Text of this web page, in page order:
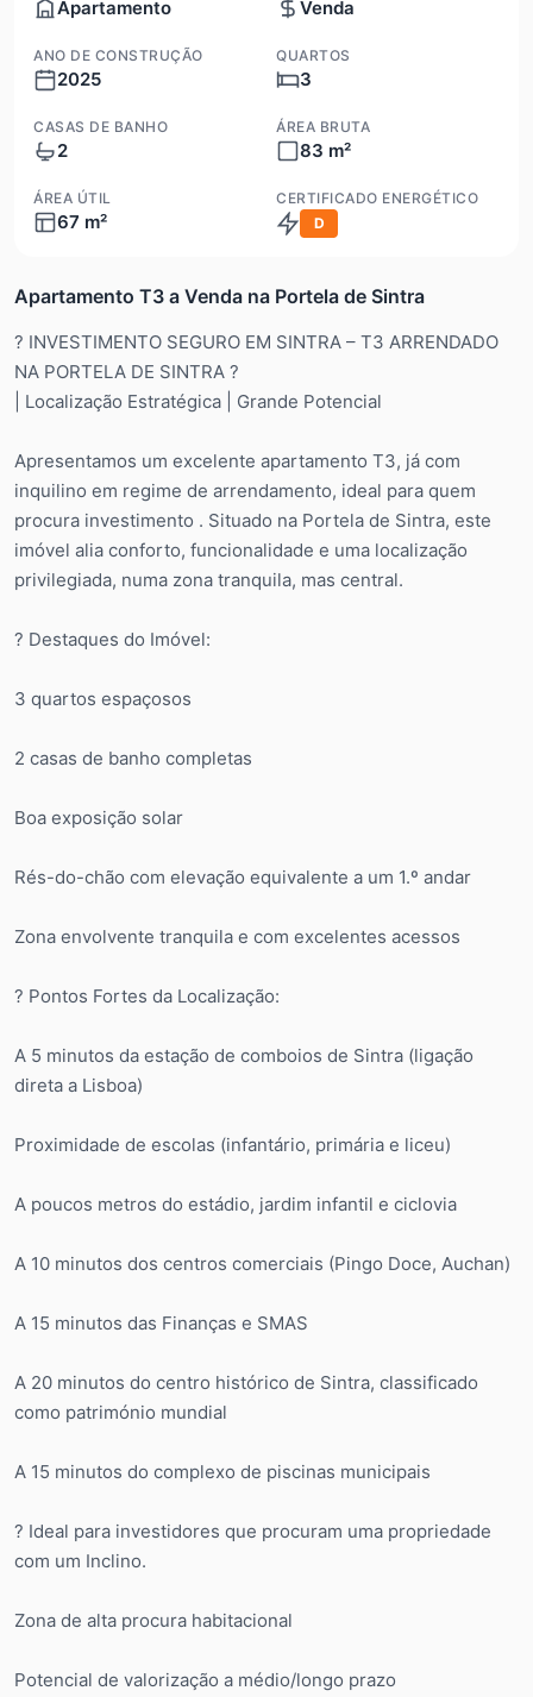
Apartamento Venda
ANO DE CONSTRUÇÃO
2025
QUARTOS
3
CASAS DE BANHO
2
ÁREA BRUTA
83 m²
ÁREA ÚTIL
67 m²
CERTIFICADO ENERGÉTICO
D
Apartamento T3 a Venda na Portela de Sintra
? INVESTIMENTO SEGURO EM SINTRA – T3 ARRENDADO
NA PORTELA DE SINTRA ?
| Localização Estratégica | Grande Potencial
Apresentamos um excelente apartamento T3, já com
inquilino em regime de arrendamento, ideal para quem
procura investimento . Situado na Portela de Sintra, este
imóvel alia conforto, funcionalidade e uma localização
privilegiada, numa zona tranquila, mas central.
? Destaques do Imóvel:
3 quartos espaçosos
2 casas de banho completas
Boa exposição solar
Rés-do-chão com elevação equivalente a um 1.º andar
Zona envolvente tranquila e com excelentes acessos
? Pontos Fortes da Localização:
A 5 minutos da estação de comboios de Sintra (ligação
direta a Lisboa)
Proximidade de escolas (infantário, primária e liceu)
A poucos metros do estádio, jardim infantil e ciclovia
A 10 minutos dos centros comerciais (Pingo Doce, Auchan)
A 15 minutos das Finanças e SMAS
A 20 minutos do centro histórico de Sintra, classificado
como património mundial
A 15 minutos do complexo de piscinas municipais
? Ideal para investidores que procuram uma propriedade
com um Inclino.
Zona de alta procura habitacional
Potencial de valorização a médio/longo prazo